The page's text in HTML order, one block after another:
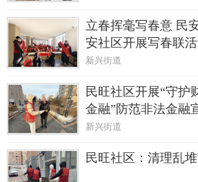
立春挥毫写春意
安社区开展写春联
新兴街道
民旺社区开展“守护
金融”防范非法金融
新兴街道
民旺社区：清理乱